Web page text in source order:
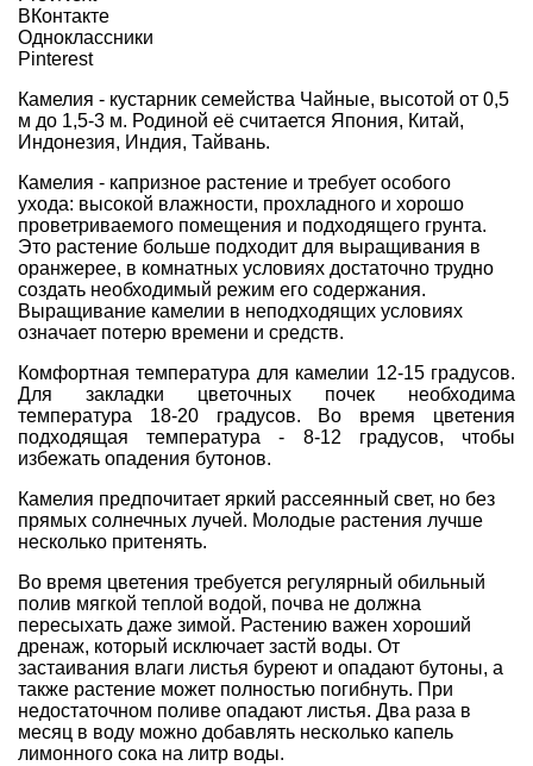
ВКонтакте
Одноклассники
Pinterest
Камелия - кустарник семейства Чайные, высотой от 0,5
м до 1,5-3 м. Родиной её считается Япония, Китай,
Индонезия, Индия, Тайвань.
Камелия - капризное растение и требует особого
ухода: высокой влажности, прохладного и хорошо
проветриваемого помещения и подходящего грунта.
Это растение больше подходит для выращивания в
оранжерее, в комнатных условиях достаточно трудно
создать необходимый режим его содержания.
Выращивание камелии в неподходящих условиях
означает потерю времени и средств.
Комфортная температура для камелии 12-15 градусов.
Для закладки цветочных почек необходима
температура 18-20 градусов. Во время цветения
подходящая температура - 8-12 градусов, чтобы
избежать опадения бутонов.
Камелия предпочитает яркий рассеянный свет, но без
прямых солнечных лучей. Молодые растения лучше
несколько притенять.
Во время цветения требуется регулярный обильный
полив мягкой теплой водой, почва не должна
пересыхать даже зимой. Растению важен хороший
дренаж, который исключает застй воды. От
застаивания влаги листья буреют и опадают бутоны, а
также растение может полностью погибнуть. При
недостаточном поливе опадают листья. Два раза в
месяц в воду можно добавлять несколько капель
лимонного сока на литр воды.